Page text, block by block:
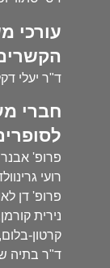
עורכי
ד"ר יעלי
חברי
פרופ' אבנר
רועי
פרופ' דן
נירית
קרטון-
ד"ר בתיה